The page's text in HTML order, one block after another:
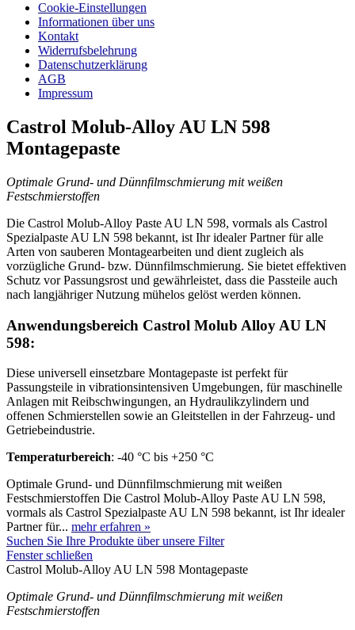
Cookie-Einstellungen
Informationen über uns
Kontakt
Widerrufsbelehrung
Datenschutzerklärung
AGB
Impressum
Castrol Molub-Alloy AU LN 598
Montagepaste
Optimale Grund- und Dünnfilmschmierung mit weißen
Festschmierstoffen
Die Castrol Molub-Alloy Paste AU LN 598, vormals als Castrol
Spezialpaste AU LN 598 bekannt, ist Ihr idealer Partner für alle
Arten von sauberen Montagearbeiten und dient zugleich als
vorzügliche Grund- bzw. Dünnfilmschmierung. Sie bietet effektiven
Schutz vor Passungsrost und gewährleistet, dass die Passteile auch
nach langjähriger Nutzung mühelos gelöst werden können.
Anwendungsbereich Castrol Molub Alloy AU LN
598:
Diese universell einsetzbare Montagepaste ist perfekt für
Passungsteile in vibrationsintensiven Umgebungen, für maschinelle
Anlagen mit Reibschwingungen, an Hydraulikzylindern und
offenen Schmierstellen sowie an Gleitstellen in der Fahrzeug- und
Getriebeindustrie.
Temperaturbereich: -40 °C bis +250 °C
Optimale Grund- und Dünnfilmschmierung mit weißen
Festschmierstoffen Die Castrol Molub-Alloy Paste AU LN 598,
vormals als Castrol Spezialpaste AU LN 598 bekannt, ist Ihr idealer
Partner für... mehr erfahren »
Suchen Sie Ihre Produkte über unsere Filter
Fenster schließen
Castrol Molub-Alloy AU LN 598 Montagepaste
Optimale Grund- und Dünnfilmschmierung mit weißen
Festschmierstoffen